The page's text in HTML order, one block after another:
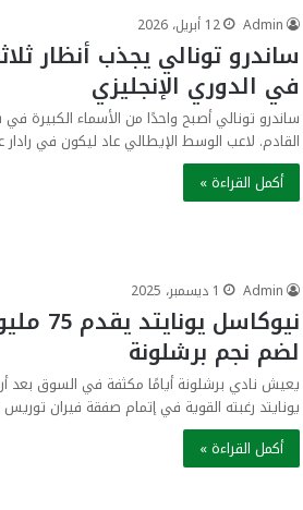
Admin 12 أبريل، 2026
ساندرو تونالي يجذب أنظار
في الدوري الإنجليزي
ساندرو تونالي أصبح واحدًا من الأسماء الكبيرة في
القادم. لاعب الوسط الإيطالي عاد ليكون في
أكمل القراءة »
Admin 1 ديسمبر، 2025
نيوكاسل
لضم نجم برشلونة
يعيش نادي برشلونة أيامًا مكثفة في السوق بعد
يونايتد رغبته القوية في إتمام صفقة فيران
أكمل القراءة »